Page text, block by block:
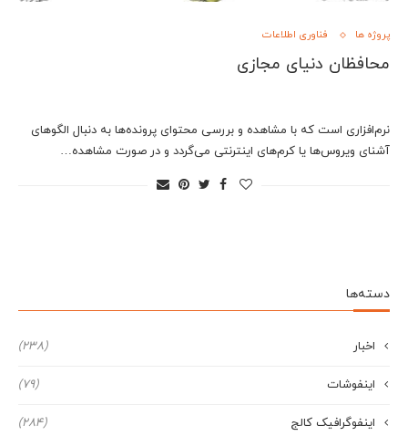
پروژه ها فناوری اطلاعات
محافظان دنیای مجازی
نرم‌افزاری است که با مشاهده و بررسی محتوای پرونده‌ها به دنبال الگوهای
آشنای ویروس‌ها یا کرم‌های اینترنتی می‌گردد و در صورت مشاهده…
دسته‌ها
اخبار (238)
اینفوشات (79)
اینفوگرافیک کالج (284)